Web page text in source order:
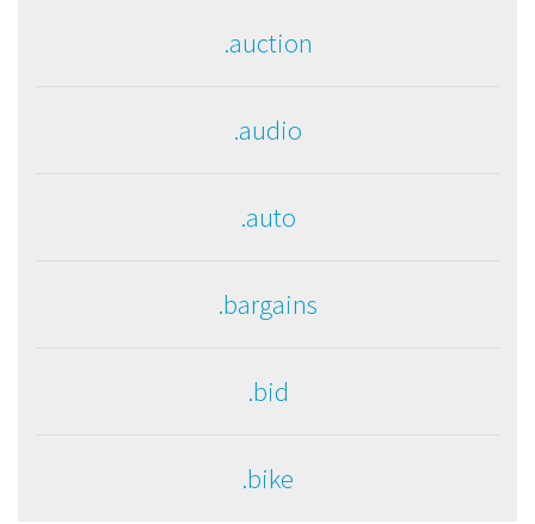
.auction
.audio
.auto
.bargains
.bid
.bike